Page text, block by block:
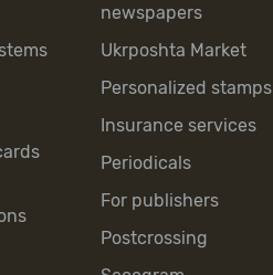
newspapers
Ukrposhta Market
Personalized stamps
Insurance services
Periodicals
For publishers
Postcrossing